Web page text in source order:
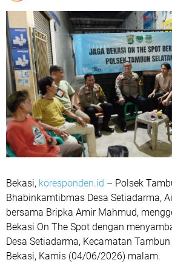
Bekasi, koresponden.id – Polsek
Bhabinkamtibmas Desa Setiadarma,
bersama Bripka Amir Mahmud,
Bekasi On The Spot dengan
Desa Setiadarma, Kecamatan
Bekasi, Kamis (04/06/2026) malam.